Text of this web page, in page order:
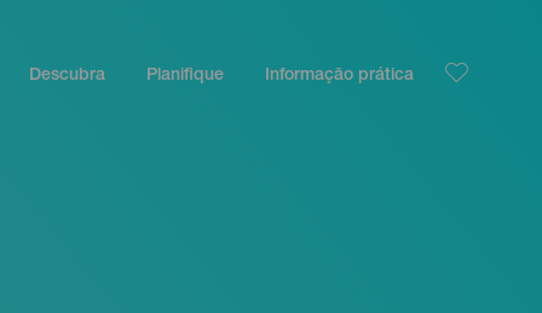
Descubra Planifique Informação prática